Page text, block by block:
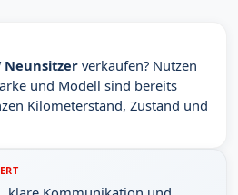
Neunsitzerverkaufen? Nutzen
und Modell sind bereits
Kilometerstand, Zustand und